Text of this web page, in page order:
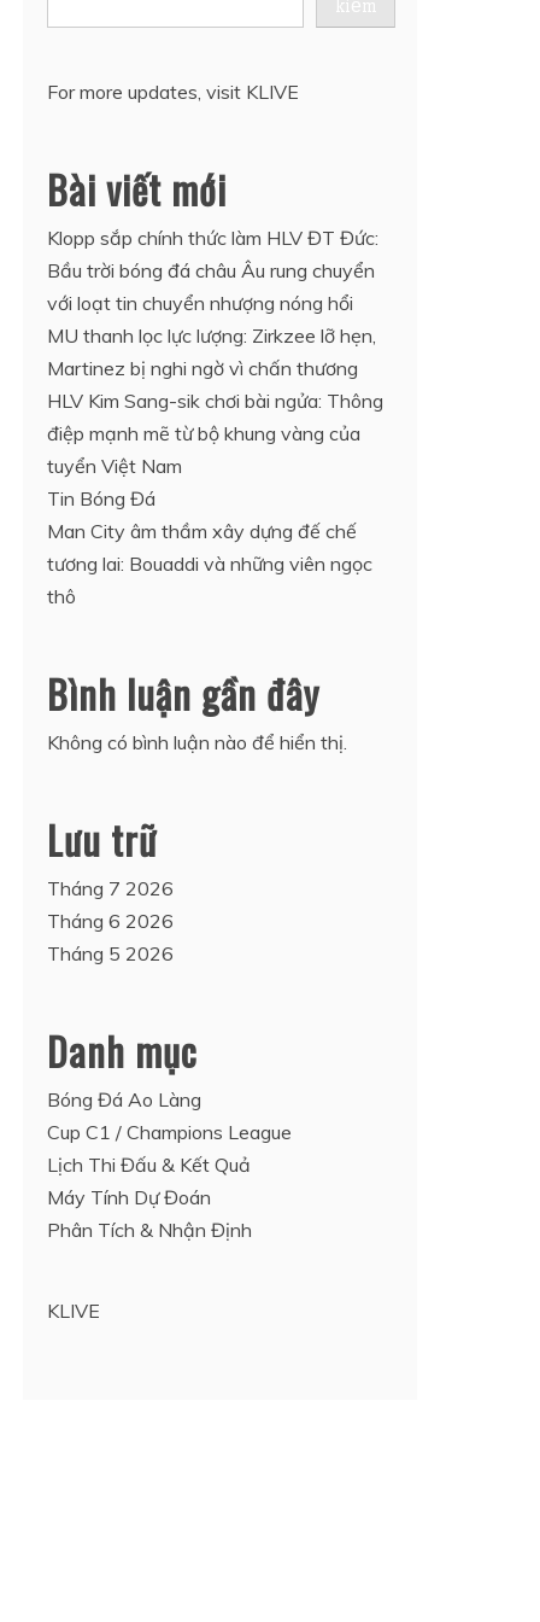
kiếm
For more updates, visit KLIVE
Bài viết mới
Klopp sắp chính thức làm HLV ĐT Đức:
Bầu trời bóng đá châu Âu rung chuyển
với loạt tin chuyển nhượng nóng hổi
MU thanh lọc lực lượng: Zirkzee lỡ hẹn,
Martinez bị nghi ngờ vì chấn thương
HLV Kim Sang-sik chơi bài ngửa: Thông
điệp mạnh mẽ từ bộ khung vàng của
tuyển Việt Nam
Tin Bóng Đá
Man City âm thầm xây dựng đế chế
tương lai: Bouaddi và những viên ngọc
thô
Bình luận gần đây
Không có bình luận nào để hiển thị.
Lưu trữ
Tháng 7 2026
Tháng 6 2026
Tháng 5 2026
Danh mục
Bóng Đá Ao Làng
Cup C1 / Champions League
Lịch Thi Đấu & Kết Quả
Máy Tính Dự Đoán
Phân Tích & Nhận Định
KLIVE